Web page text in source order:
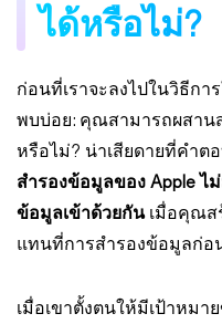
ได้หรือไม่?
ก่อนที่เราจะลงไปในวิธีกา
พบบ่อย: คุณสามารถผสาน
หรือไม่? น่าเสียดายที่คำต
สำรองข้อมูลของ Apple ไ
ข้อมูลเข้าด้วยกัน เมื่อคุณส
แทนที่การสำรองข้อมูลก่
เมื่อเขาตั้งตนให้มีเป้าหม